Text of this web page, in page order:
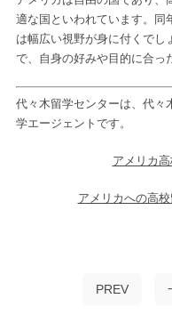
適な国といわれています。同
は幅広い視野が身に付くでし
で、自身の好みや目的に合っ
代々木留学センターは、代々
学エージェントです。
アメリカ
アメリカへの高
PREV